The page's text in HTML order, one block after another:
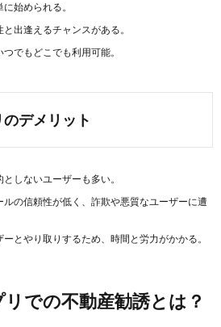
始められる。
と出逢えるチャンスがある。
つでもどこでも利用可能。
デメリット
としないユーザーも多い。
ルの信頼性が低く、詐欺や悪質なユーザーに遭
ーとやり取りするため、時間と労力がかかる。
での不動産勧誘とは？